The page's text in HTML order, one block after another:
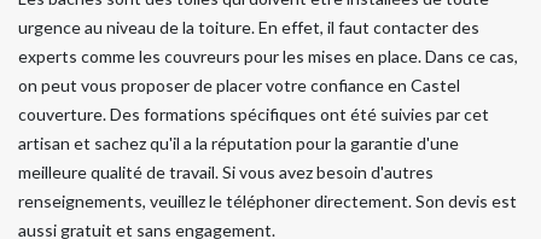
urgence au niveau de la toiture. En effet, il faut contacter des
experts comme les couvreurs pour les mises en place. Dans ce cas,
on peut vous proposer de placer votre confiance en Castel
couverture. Des formations spécifiques ont été suivies par cet
artisan et sachez qu'il a la réputation pour la garantie d'une
meilleure qualité de travail. Si vous avez besoin d'autres
renseignements, veuillez le téléphoner directement. Son devis est
aussi gratuit et sans engagement.